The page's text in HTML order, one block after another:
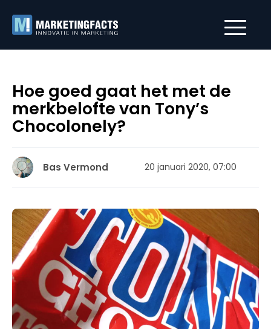
Hoe goed gaat het met de
merkbelofte van Tony’s
Chocolonely?
Bas Vermond 20 januari 2020, 07:00